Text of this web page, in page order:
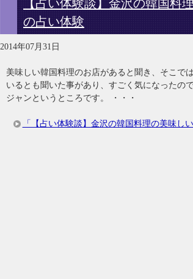
【占い体験談】金沢の韓国料
の占い体験
2014年07月31日
美味しい韓国料理のお店があると聞き、そこで
いるとも聞いた事があり、すごく気になったの
ジャンというところです。 ・・・
「【占い体験談】金沢の韓国料理の美味し